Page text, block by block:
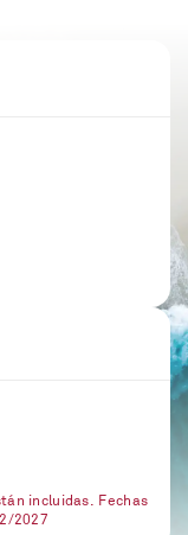
incluidas. Fechas
2027